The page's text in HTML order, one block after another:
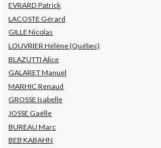
EVRARD Patrick
LACOSTE Gérard
GILLE Nicolas
LOUVRIER Hélène (Québec)
BLAZUTTI Alice
GALARET Manuel
MARHIC Renaud
GROSSE Isabelle
JOSSE Gaëlle
BUREAU Marc
BEB KABAHN